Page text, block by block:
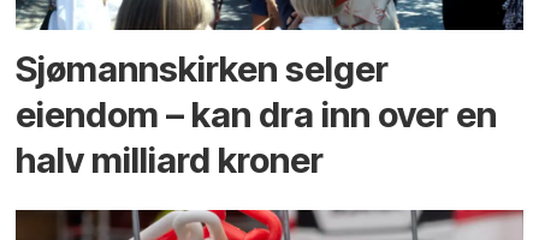
Sjømannskirken selger
eiendom – kan dra inn over en
halv milliard kroner